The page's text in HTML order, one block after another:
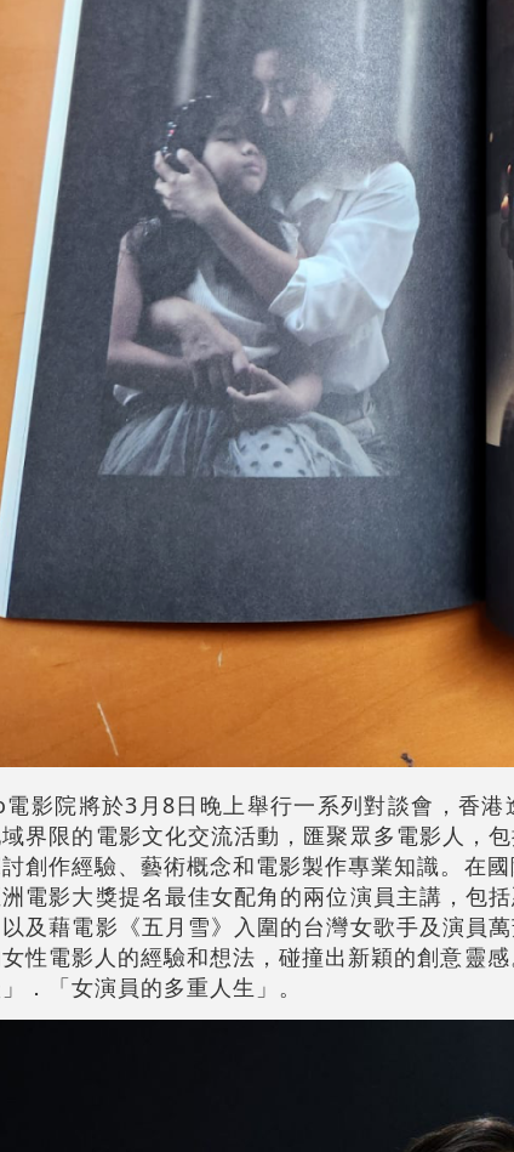
影院將於3月8日晚上舉行一系列對談會，香
界限的電影文化交流活動，匯聚眾多電影人，
創作經驗、藝術概念和電影製作專業知識。在
電影大獎提名最佳女配角的兩位演員主講，包
及藉電影《五月雪》入圍的台灣女歌手及演員
性電影人的經驗和想法，碰撞出新穎的創意靈
．「女演員的多重人生」。